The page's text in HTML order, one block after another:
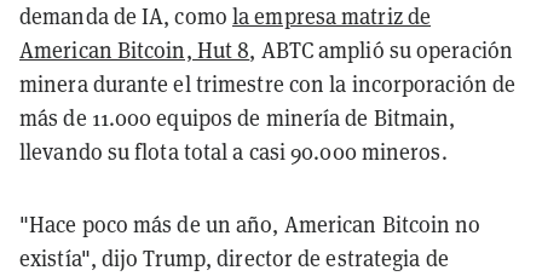
demanda de IA, comola empresa matriz de
American Bitcoin, Hut 8, ABTC amplió su operación
minera durante el trimestre con la incorporación de
más de 11.000 equipos de minería de Bitmain,
llevando su flota total a casi 90.000 mineros.
"Hace poco más de un año, American Bitcoin no
existía", dijo Trump, director de estrategia de